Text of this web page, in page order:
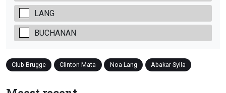
LANG
BUCHANAN
Club Brugge Clinton Mata Noa Lang Abakar Sylla